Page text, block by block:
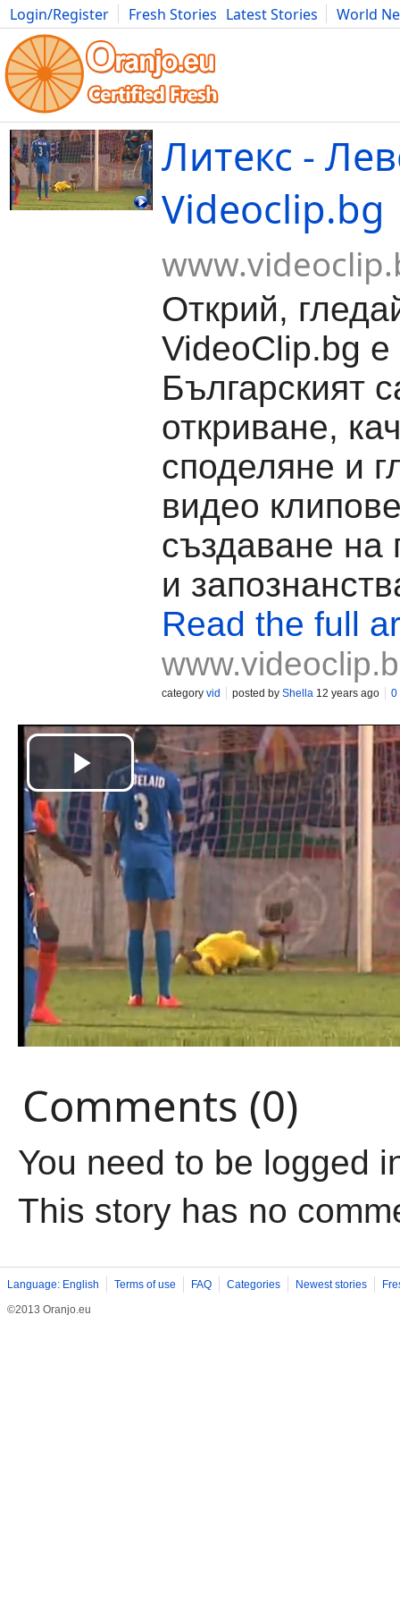
Login/Register Fresh Stories Latest Stories
World
Movies Anime Music Art Cars Advice Science
Литекс -
Videoclip.bg
Открий,
VideoClip.bg е
Българският
откриване,
споделяне и
видео
създаване на
и
Read the full
category vid posted by Shella 12 years ago 0
Comments (0)
You need to be logged
This story has no
Language: English Terms of use FAQ Categories Newest stories
©2013 Oranjo.eu